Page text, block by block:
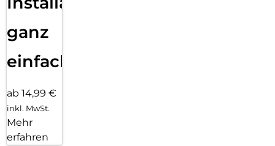
ganz
einfach
ab 14,99 €
inkl. MwSt.
Mehr
erfahren